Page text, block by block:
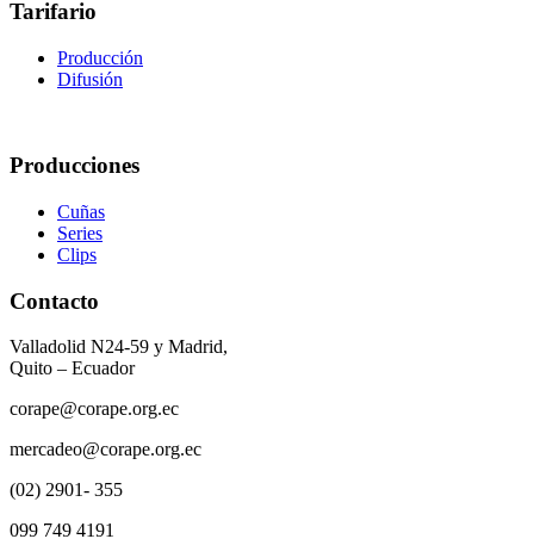
Tarifario
Producción
Difusión
Producciones
Cuñas
Series
Clips
Contacto
Valladolid N24-59 y Madrid,
Quito – Ecuador
corape@corape.org.ec
mercadeo@corape.org.ec
(02) 2901- 355
099 749 4191